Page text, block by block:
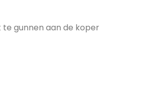
gunnen aan de koper